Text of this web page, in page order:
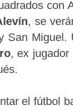
con
, se
San
, ex jugador
el fútbol